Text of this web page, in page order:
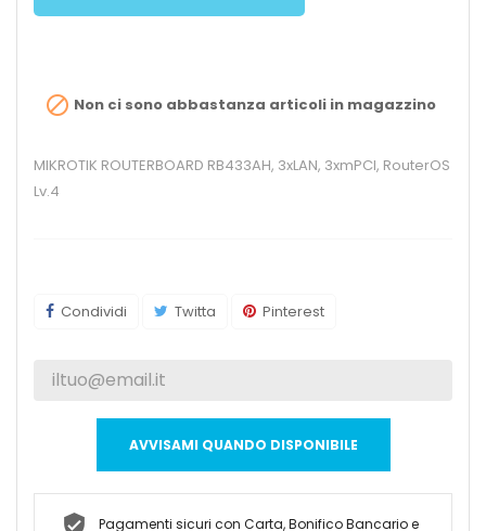
 Non ci sono abbastanza articoli in magazzino
MIKROTIK ROUTERBOARD RB433AH, 3xLAN, 3xmPCI, RouterOS
Lv.4
Condividi Twitta Pinterest
AVVISAMI QUANDO DISPONIBILE
Pagamenti sicuri con Carta, Bonifico Bancario e